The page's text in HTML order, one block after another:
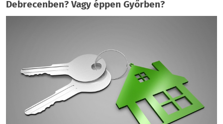
Debrecenben? Vagy éppen Győrben?